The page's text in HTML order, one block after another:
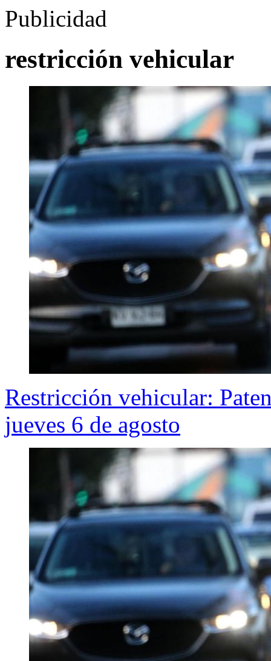
Publicidad
restricción vehicular
Restricción vehicular:
jueves 6 de agosto